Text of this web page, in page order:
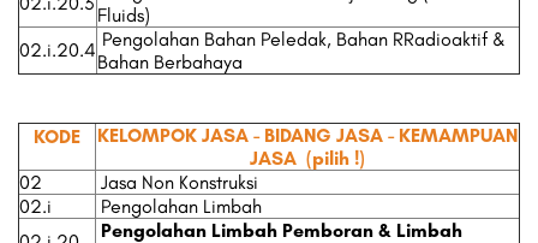
Fluids)
02.i.20.4 Pengolahan Bahan Peledak, Bahan RRadioaktif &
Bahan Berbahaya
KODE
KELOMPOK JASA - BIDANG JASA - KEMAMPUAN
JASA (pilih !)
02
Jasa Non Konstruksi
02.i
Pengolahan Limbah
Pengolahan Limbah Pemboran & Limbah